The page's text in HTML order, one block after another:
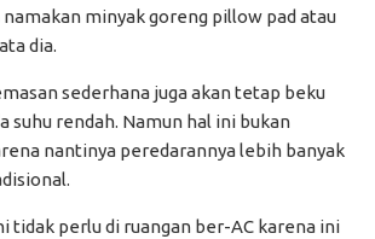
namakan minyak goreng pillow pad atau
dia.
sederhana juga akan tetap beku
suhu rendah. Namun hal ini bukan
nantinya peredarannya lebih banyak
tidak perlu di ruangan ber-AC karena ini